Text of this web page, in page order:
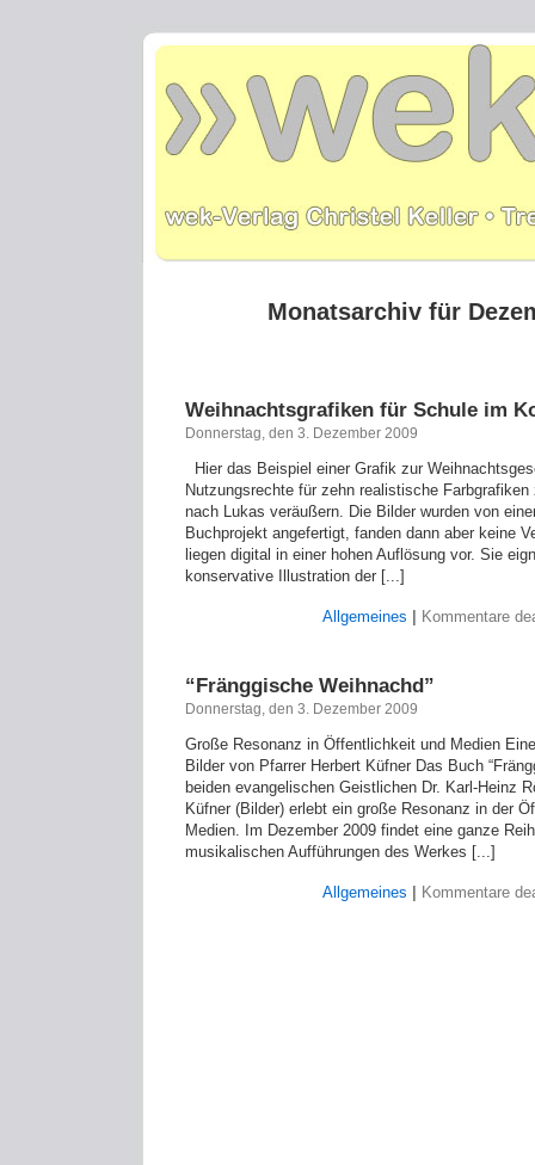
Monatsarchiv für
Weihnachtsgrafiken für Schule im
Donnerstag, den 3. Dezember 2009
Hier das Beispiel einer Grafik zur
Nutzungsrechte für zehn realistische
nach Lukas veräußern. Die Bilder wurden von
Buchprojekt angefertigt, fanden dann aber keine
liegen digital in einer hohen Auflösung vor. Sie
konservative Illustration der [...]
Allgemeines Kommentare
“Fränggische Weihnachd”
Donnerstag, den 3. Dezember 2009
Große Resonanz in Öffentlichkeit und Medien
Bilder von Pfarrer Herbert Küfner Das Buch
beiden evangelischen Geistlichen Dr. Karl-Heinz
Küfner (Bilder) erlebt ein große Resonanz in der
Medien. Im Dezember 2009 findet eine ganze
musikalischen Aufführungen des Werkes [...]
Allgemeines Kommentare